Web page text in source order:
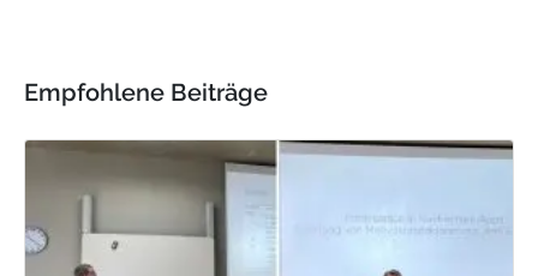
Empfohlene Beiträge